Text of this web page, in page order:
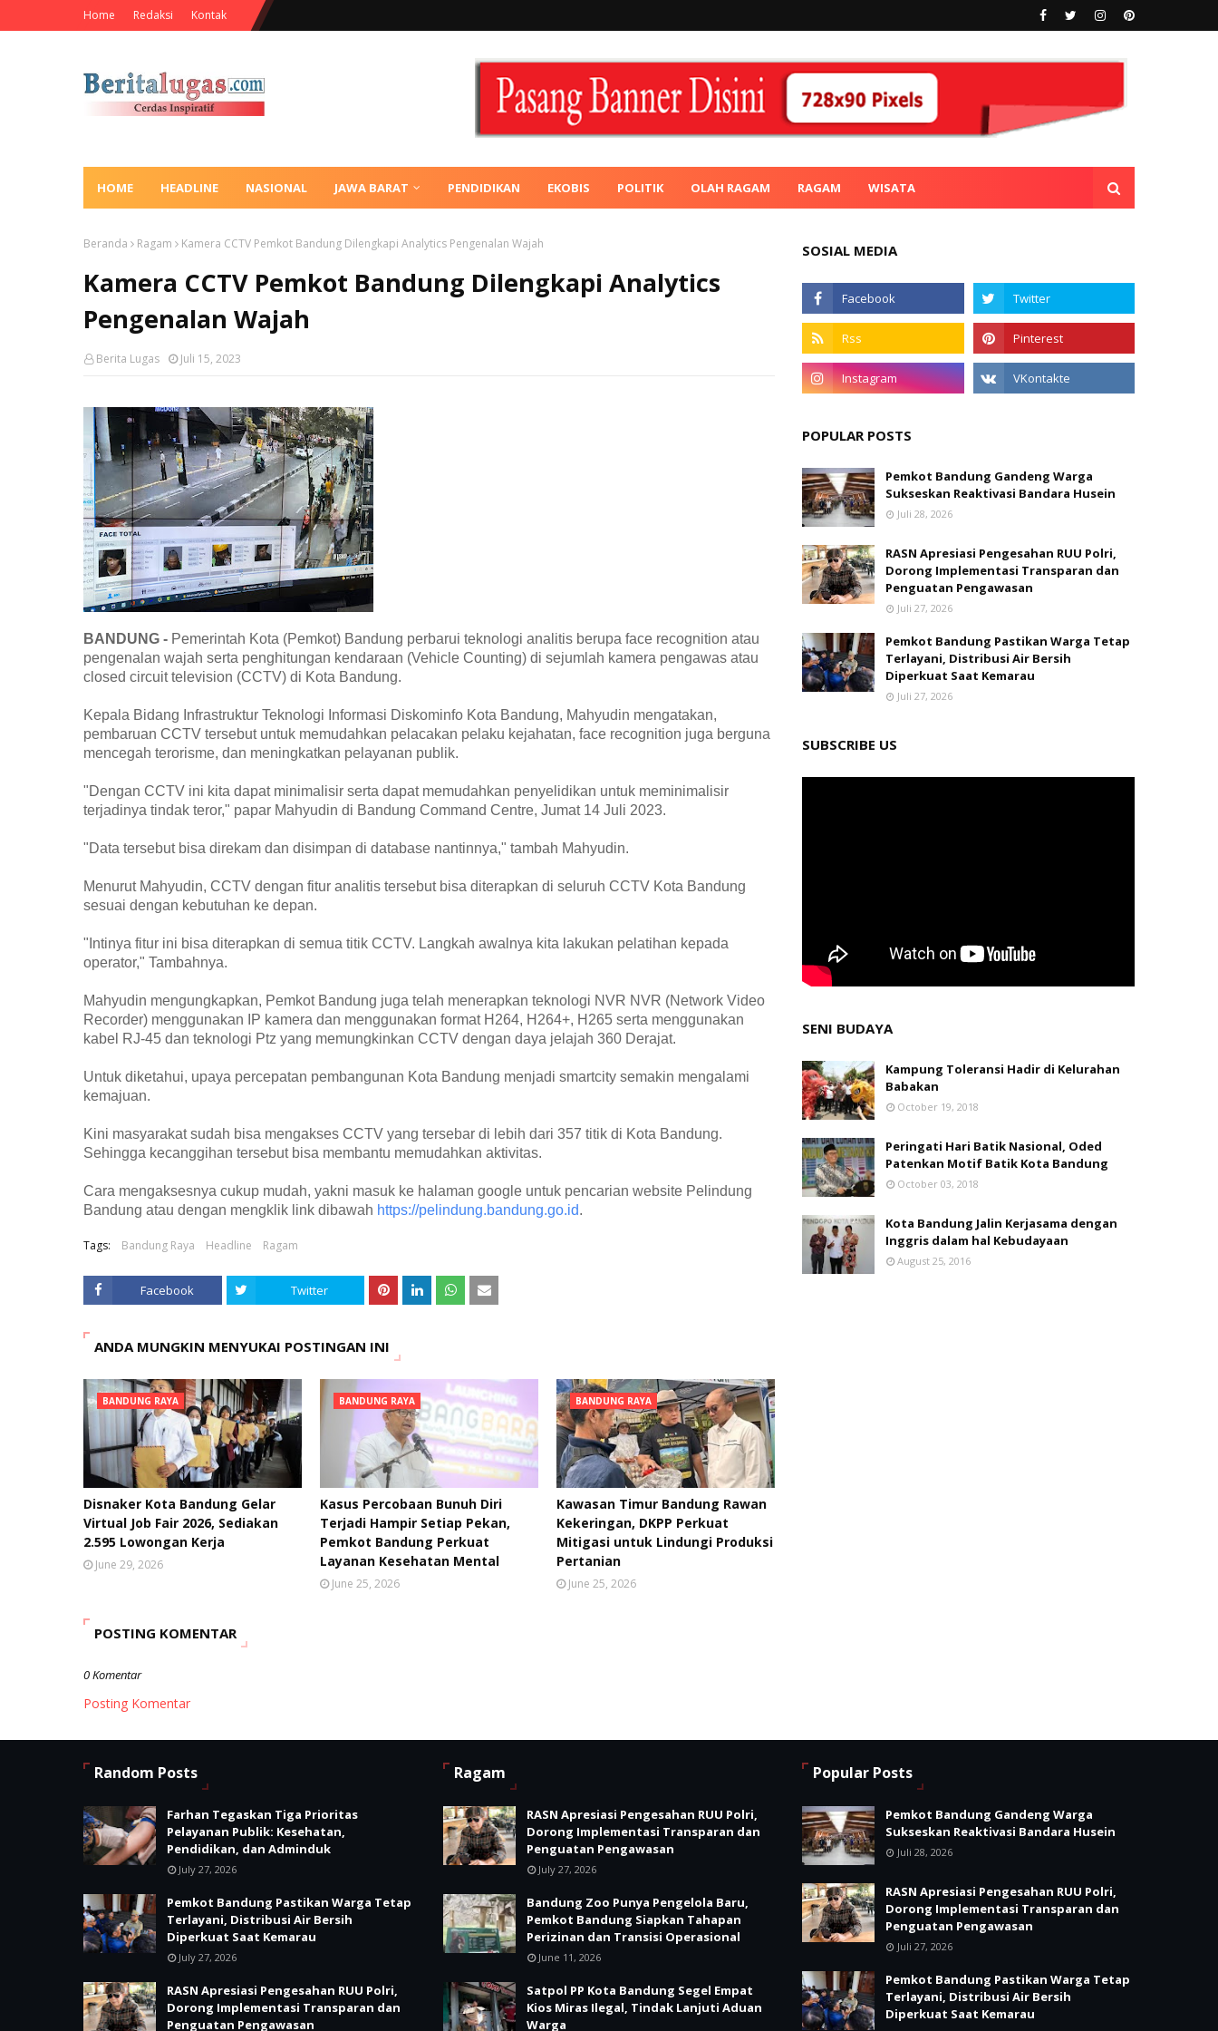
Home Redaksi Kontak
HOME HEADLINE NASIONAL JAWA BARAT PENDIDIKAN EKOBIS POLITIK OLAH RAGAM RAGAM WISATA
Beranda Ragam Kamera CCTV Pemkot Bandung Dilengkapi Analytics Pengenalan Wajah
Kamera CCTV Pemkot Bandung Dilengkapi Analytics
Pengenalan Wajah
Berita Lugas Juli 15, 2023
BANDUNG - Pemerintah Kota (Pemkot) Bandung perbarui teknologi analitis berupa face recognition atau
pengenalan wajah serta penghitungan kendaraan (Vehicle Counting) di sejumlah kamera pengawas atau
closed circuit television (CCTV) di Kota Bandung.
Kepala Bidang Infrastruktur Teknologi Informasi Diskominfo Kota Bandung, Mahyudin mengatakan,
pembaruan CCTV tersebut untuk memudahkan pelacakan pelaku kejahatan, face recognition juga berguna
mencegah terorisme, dan meningkatkan pelayanan publik.
"Dengan CCTV ini kita dapat minimalisir serta dapat memudahkan penyelidikan untuk meminimalisir
terjadinya tindak teror," papar Mahyudin di Bandung Command Centre, Jumat 14 Juli 2023.
"Data tersebut bisa direkam dan disimpan di database nantinnya," tambah Mahyudin.
Menurut Mahyudin, CCTV dengan fitur analitis tersebut bisa diterapkan di seluruh CCTV Kota Bandung
sesuai dengan kebutuhan ke depan.
"Intinya fitur ini bisa diterapkan di semua titik CCTV. Langkah awalnya kita lakukan pelatihan kepada
operator," Tambahnya.
Mahyudin mengungkapkan, Pemkot Bandung juga telah menerapkan teknologi NVR NVR (Network Video
Recorder) menggunakan IP kamera dan menggunakan format H264, H264+, H265 serta menggunakan
kabel RJ-45 dan teknologi Ptz yang memungkinkan CCTV dengan daya jelajah 360 Derajat.
Untuk diketahui, upaya percepatan pembangunan Kota Bandung menjadi smartcity semakin mengalami
kemajuan.
Kini masyarakat sudah bisa mengakses CCTV yang tersebar di lebih dari 357 titik di Kota Bandung.
Sehingga kecanggihan tersebut bisa membantu memudahkan aktivitas.
Cara mengaksesnya cukup mudah, yakni masuk ke halaman google untuk pencarian website Pelindung
Bandung atau dengan mengklik link dibawah https://pelindung.bandung.go.id.
Tags: Bandung Raya Headline Ragam
Facebook Twitter
ANDA MUNGKIN MENYUKAI POSTINGAN INI
BANDUNG RAYA
Disnaker Kota Bandung Gelar
Virtual Job Fair 2026, Sediakan
2.595 Lowongan Kerja
June 29, 2026
BANDUNG RAYA
Kasus Percobaan Bunuh Diri
Terjadi Hampir Setiap Pekan,
Pemkot Bandung Perkuat
Layanan Kesehatan Mental
June 25, 2026
BANDUNG RAYA
Kawasan Timur Bandung Rawan
Kekeringan, DKPP Perkuat
Mitigasi untuk Lindungi Produksi
Pertanian
June 25, 2026
POSTING KOMENTAR
0 Komentar
Posting Komentar
SOSIAL MEDIA
POPULAR POSTS
Pemkot Bandung Gandeng Warga
Sukseskan Reaktivasi Bandara Husein
Juli 28, 2026
RASN Apresiasi Pengesahan RUU Polri,
Dorong Implementasi Transparan dan
Penguatan Pengawasan
Juli 27, 2026
Pemkot Bandung Pastikan Warga Tetap
Terlayani, Distribusi Air Bersih
Diperkuat Saat Kemarau
Juli 27, 2026
SUBSCRIBE US
SENI BUDAYA
Kampung Toleransi Hadir di Kelurahan
Babakan
October 19, 2018
Peringati Hari Batik Nasional, Oded
Patenkan Motif Batik Kota Bandung
October 03, 2018
Kota Bandung Jalin Kerjasama dengan
Inggris dalam hal Kebudayaan
August 25, 2016
Random Posts
Farhan Tegaskan Tiga Prioritas
Pelayanan Publik: Kesehatan,
Pendidikan, dan Adminduk
July 27, 2026
Pemkot Bandung Pastikan Warga Tetap
Terlayani, Distribusi Air Bersih
Diperkuat Saat Kemarau
July 27, 2026
RASN Apresiasi Pengesahan RUU Polri,
Dorong Implementasi Transparan dan
Penguatan Pengawasan
Ragam
RASN Apresiasi Pengesahan RUU Polri,
Dorong Implementasi Transparan dan
Penguatan Pengawasan
July 27, 2026
Bandung Zoo Punya Pengelola Baru,
Pemkot Bandung Siapkan Tahapan
Perizinan dan Transisi Operasional
June 11, 2026
Satpol PP Kota Bandung Segel Empat
Kios Miras Ilegal, Tindak Lanjuti Aduan
Warga
Popular Posts
Pemkot Bandung Gandeng Warga
Sukseskan Reaktivasi Bandara Husein
Juli 28, 2026
RASN Apresiasi Pengesahan RUU Polri,
Dorong Implementasi Transparan dan
Penguatan Pengawasan
Juli 27, 2026
Pemkot Bandung Pastikan Warga Tetap
Terlayani, Distribusi Air Bersih
Diperkuat Saat Kemarau